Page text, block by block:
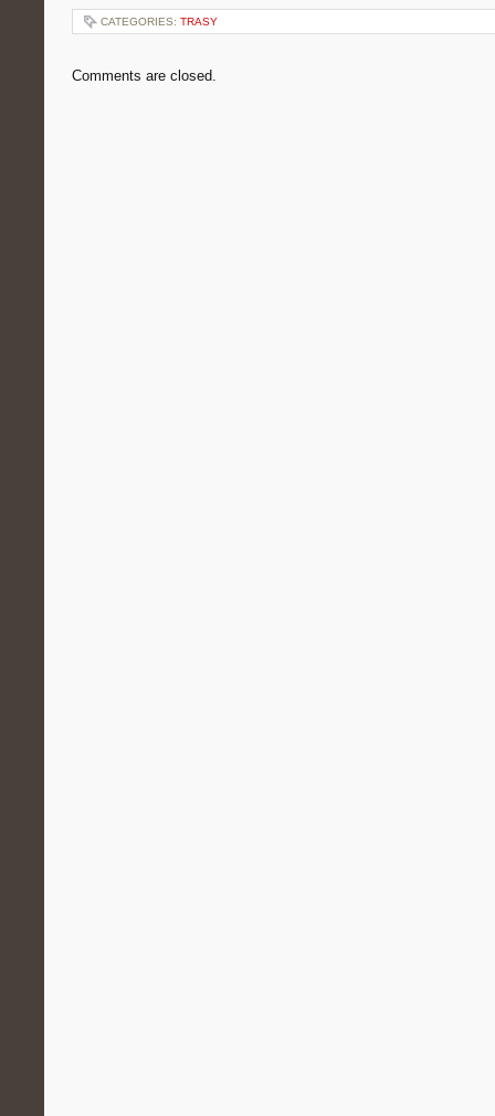
CATEGORIES: TRASY
Comments are closed.